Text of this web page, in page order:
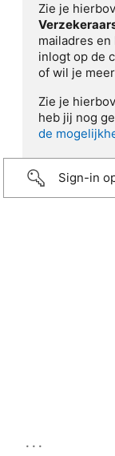
Zie je
mailadres
inlogt op de
of wil je
Zie je
heb jij nog
de
Sign-in
...